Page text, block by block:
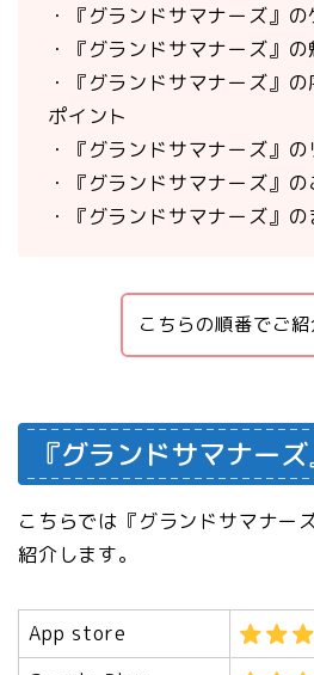
・『グランドサマナーズ』
・『グランドサマナーズ』の
・『グランドサマナーズ』
ポイント
・『グランドサマナーズ』
・『グランドサマナーズ』
・『グランドサマナーズ』の
こちらの順番でご紹
『グランドサマナー
こちらでは『グランドサマナー
紹介します。
App store